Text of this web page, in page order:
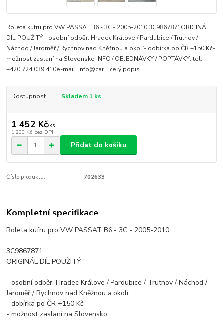
Roleta kufru pro VW PASSAT B6 - 3C - 2005-2010 3C9867871ORIGINÁL
DÍL POUŽITÝ - osobní odběr: Hradec Králove / Pardubice / Trutnov /
Náchod / Jaroměř / Rychnov nad Kněžnou a okolí- dobírka po ČR +150 Kč-
možnost zaslaní na Slovensko INFO / OBJEDNÁVKY / POPTÁVKY: tel.:
+420 724 039 410e-mail: info@car... celý popis
Dostupnost Skladem 1 ks
1 452 Kč/ks
1 200 Kč bez DPH
Přidat do košíku
Číslo produktu: 702633
Kompletní specifikace
Roleta kufru pro VW PASSAT B6 - 3C - 2005-2010
3C9867871
ORIGINÁL DÍL POUŽITÝ
- osobní odběr: Hradec Králove / Pardubice / Trutnov / Náchod /
Jaroměř / Rychnov nad Kněžnou a okolí
- dobírka po ČR +150 Kč
- možnost zaslaní na Slovensko